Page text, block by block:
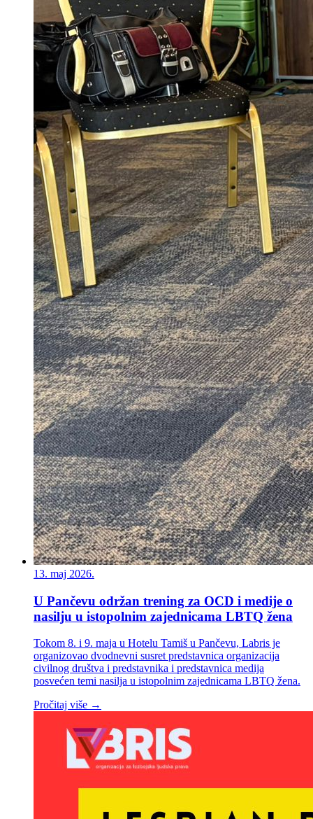
13. maj 2026.
U Pančevu održan trening za OCD i medije o
nasilju u istopolnim zajednicama LBTQ žena
Tokom 8. i 9. maja u Hotelu Tamiš u Pančevu, Labris je
organizovao dvodnevni susret predstavnica organizacija
civilnog društva i predstavnika i predstavnica medija
posvećen temi nasilja u istopolnim zajednicama LBTQ žena.
Pročitaj više →